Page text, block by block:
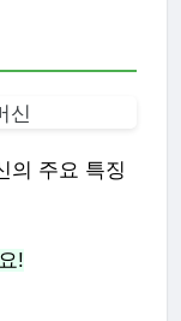
의 주요 특징
!